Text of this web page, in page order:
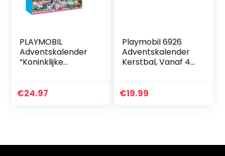
PLAYMOBIL
Adventskalender
“Koninklijke
€24.97
Playmobil 6926
Adventskalender
Kerstbal, Vanaf 4
€19.99